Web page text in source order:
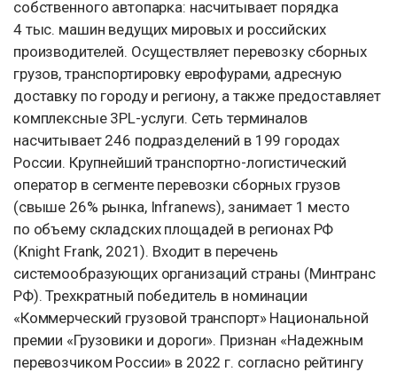
собственного автопарка: насчитывает порядка
4 тыс. машин ведущих мировых и российских
производителей. Осуществляет перевозку сборных
грузов, транспортировку еврофурами, адресную
доставку по городу и региону, а также предоставляет
комплексные 3PL-услуги. Сеть терминалов
насчитывает 246 подразделений в 199 городах
России. Крупнейший транспортно-логистический
оператор в сегменте перевозки сборных грузов
(свыше 26% рынка, Infranews), занимает 1 место
по объему складских площадей в регионах РФ
(Knight Frank, 2021). Входит в перечень
системообразующих организаций страны (Минтранс
РФ). Трехкратный победитель в номинации
«Коммерческий грузовой транспорт» Национальной
премии «Грузовики и дороги». Признан «Надежным
перевозчиком России» в 2022 г. согласно рейтингу